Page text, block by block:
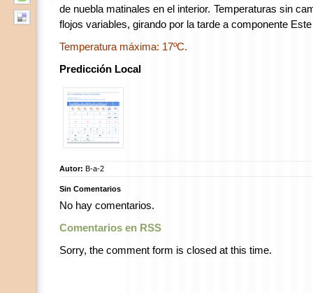
de nuebla matinales en el interior. Temperaturas sin
flojos variables, girando por la tarde a componente
Temperatura máxima: 17ºC.
Predicción Local
Autor: B-a-2
Sin Comentarios
No hay comentarios.
Comentarios en RSS
Sorry, the comment form is closed at this time.